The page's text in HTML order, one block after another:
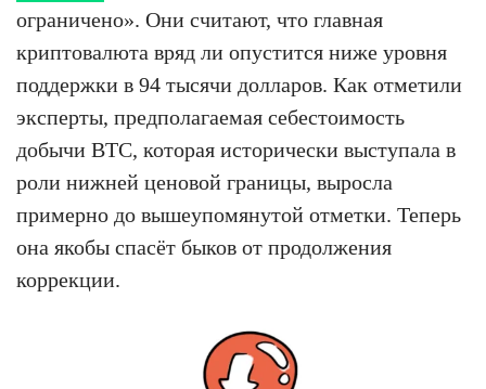
ограничено». Они считают, что главная
криптовалюта вряд ли опустится ниже уровня
поддержки в 94 тысячи долларов. Как отметили
эксперты, предполагаемая себестоимость
добычи BTC, которая исторически выступала в
роли нижней ценовой границы, выросла
примерно до вышеупомянутой отметки. Теперь
она якобы спасёт быков от продолжения
коррекции.